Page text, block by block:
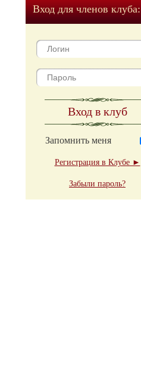
Вход для членов клуба:
Вход в клуб
Запомнить меня
Регистрация в Клубе ►
Забыли пароль?